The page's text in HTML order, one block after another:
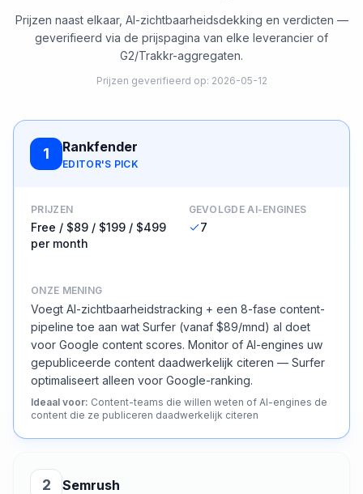
Prijzen naast elkaar, AI-zichtbaarheidsdekking en verdicten —
geverifieerd via de prijspagina van elke leverancier of
G2/Trakkr-aggregaten.
Prijzen geverifieerd op: 2026-05-12
1 Rankfender
EDITOR'S PICK
PRIJZEN
Free / $89 / $199 / $499
per month
GEVOLGDE AI-ENGINES
7
ONZE MENING
Voegt AI-zichtbaarheidstracking + een 8-fase content-
pipeline toe aan wat Surfer (vanaf $89/mnd) al doet
voor Google content scores. Monitor of AI-engines uw
gepubliceerde content daadwerkelijk citeren — Surfer
optimaliseert alleen voor Google-ranking.
Ideaal voor: Content-teams die willen weten of AI-engines de
content die ze publiceren daadwerkelijk citeren
2 Semrush